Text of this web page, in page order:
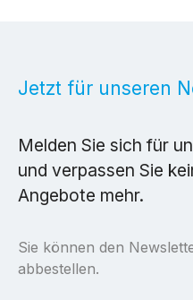
Jetzt für unseren
Melden Sie sich für
und verpassen Sie
Angebote mehr.
Sie können den
abbestellen.